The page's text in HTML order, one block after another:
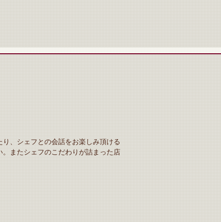
、シェフとの会話をお楽しみ頂ける
またシェフのこだわりが詰まった店